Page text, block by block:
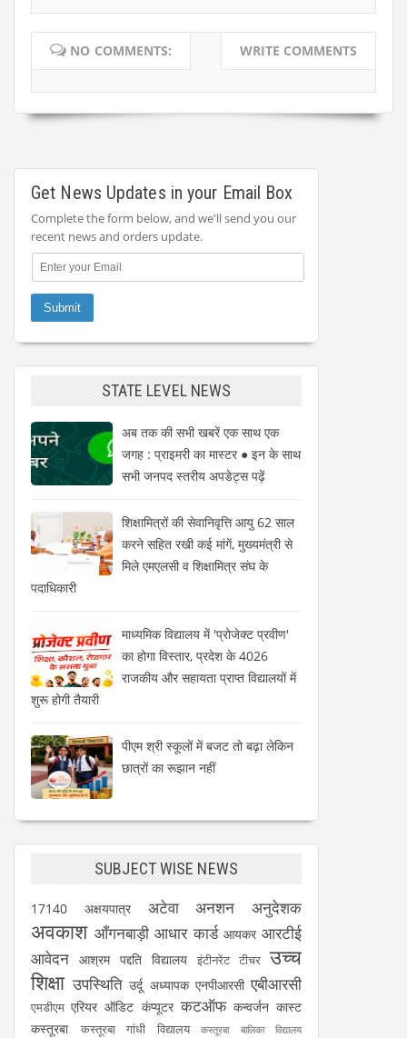
NO COMMENTS: WRITE COMMENTS
Get News Updates in your Email Box
Complete the form below, and we'll send you our
recent news and orders update.
STATE LEVEL NEWS
अब तक की सभी खबरें एक साथ एक
जगह : प्राइमरी का मास्टर ● इन के साथ
सभी जनपद स्तरीय अपडेट्स पढ़ें
शिक्षामित्रों की सेवानिवृत्ति आयु 62 साल
करने सहित रखी कई मांगें, मुख्यमंत्री से
मिले एमएलसी व शिक्षामित्र संघ के
पदाधिकारी
माध्यमिक विद्यालय में 'प्रोजेक्ट प्रवीण'
का होगा विस्तार, प्रदेश के 4026
राजकीय और सहायता प्राप्त विद्यालयों में
शुरू होगी तैयारी
पीएम श्री स्कूलों में बजट तो बढ़ा लेकिन
छात्रों का रूझान नहीं
SUBJECT WISE NEWS
17140 अक्षयपात्र अटेवा अनशन अनुदेशक
अवकाश आँगनबाड़ी आधार कार्ड आयकर आरटीई
आवेदन आश्रम पद्दति विद्यालय इंटीनरेंट टीचर उच्च
शिक्षा उपस्थिति उर्दू अध्यापक एनपीआरसी एबीआरसी
एमडीएम एरियर ऑडिट कंप्यूटर कटऑफ कन्वर्जन कास्ट
कस्तूरबा
कस्तूरबा गांधी विद्यालय कस्तूरबा बालिका विद्यालय